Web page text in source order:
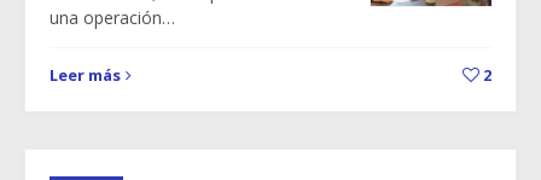
una operación…
Leer más 2